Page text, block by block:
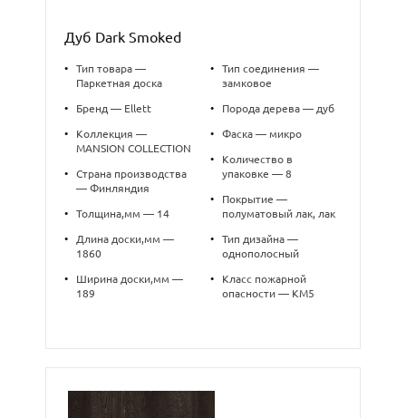
Дуб Dark Smoked
•
Тип товара —
Паркетная доска
• Бренд — Ellett
•
Коллекция —
MANSION COLLECTION
•
Страна производства
— Финляндия
• Толщина,мм — 14
•
Длина доски,мм —
1860
•
Ширина доски,мм —
189
•
Тип соединения —
замковое
• Порода дерева — дуб
• Фаска — микро
•
Количество в
упаковке — 8
•
Покрытие —
полуматовый лак, лак
•
Тип дизайна —
однополосный
•
Класс пожарной
опасности — КМ5